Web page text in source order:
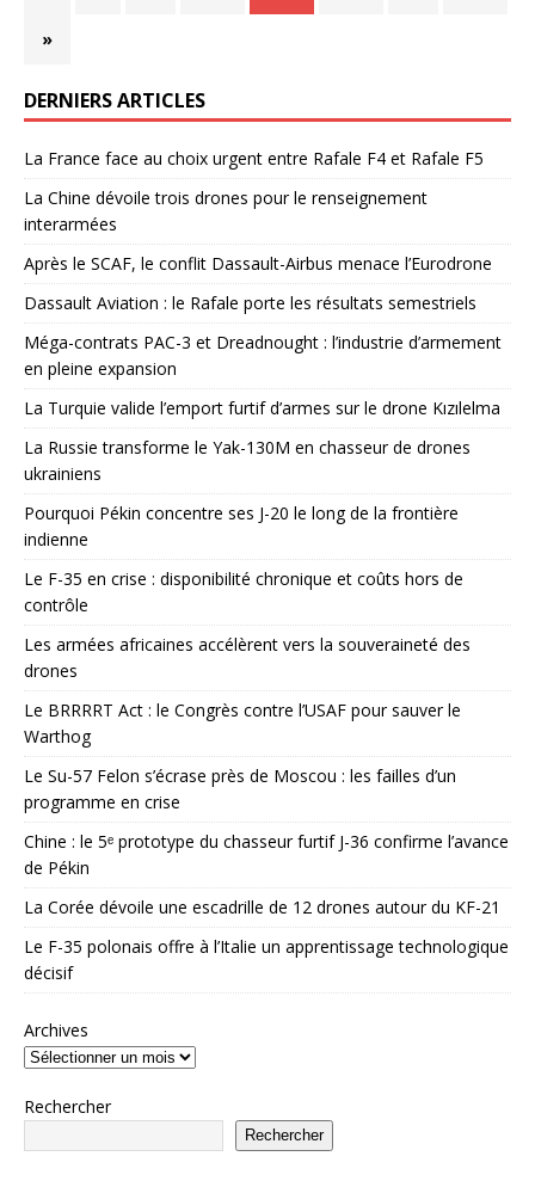
»
DERNIERS ARTICLES
La France face au choix urgent entre Rafale F4 et Rafale F5
La Chine dévoile trois drones pour le renseignement
interarmées
Après le SCAF, le conflit Dassault-Airbus menace l’Eurodrone
Dassault Aviation : le Rafale porte les résultats semestriels
Méga-contrats PAC-3 et Dreadnought : l’industrie d’armement
en pleine expansion
La Turquie valide l’emport furtif d’armes sur le drone Kızılelma
La Russie transforme le Yak-130M en chasseur de drones
ukrainiens
Pourquoi Pékin concentre ses J-20 le long de la frontière
indienne
Le F-35 en crise : disponibilité chronique et coûts hors de
contrôle
Les armées africaines accélèrent vers la souveraineté des
drones
Le BRRRRT Act : le Congrès contre l’USAF pour sauver le
Warthog
Le Su-57 Felon s’écrase près de Moscou : les failles d’un
programme en crise
Chine : le 5ᵉ prototype du chasseur furtif J-36 confirme l’avance
de Pékin
La Corée dévoile une escadrille de 12 drones autour du KF-21
Le F-35 polonais offre à l’Italie un apprentissage technologique
décisif
Archives
Rechercher
Rechercher